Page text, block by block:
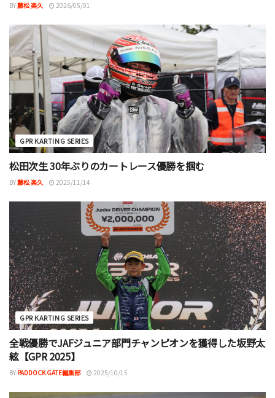
BY藤松 楽久 2026/05/01
GPR KARTING SERIES
松田次生 30年ぶりのカートレース優勝を掴む
BY藤松 楽久 2025/11/14
GPR KARTING SERIES
全戦優勝でJAFジュニア部門チャンピオンを獲得した坂野太
絃【GPR 2025】
BY PADDOCK GATE編集部 2025/10/15